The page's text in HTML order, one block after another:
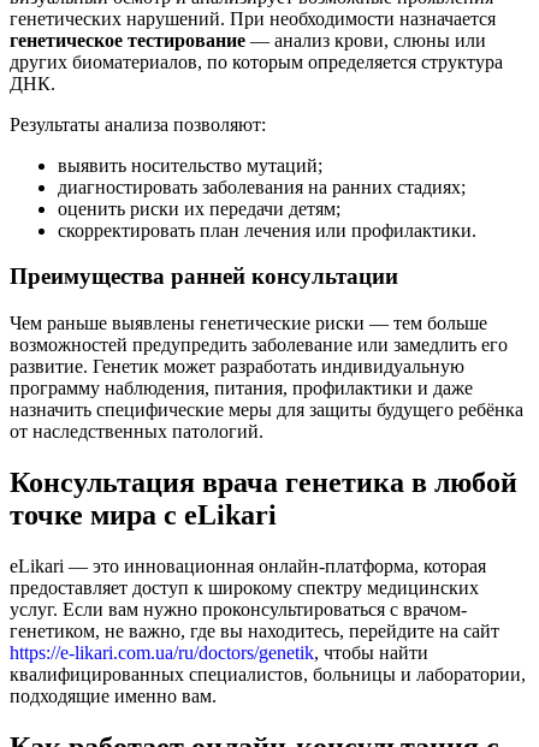
генетических нарушений. При необходимости назначается
генетическое тестирование — анализ крови, слюны или
других биоматериалов, по которым определяется структура
ДНК.
Результаты анализа позволяют:
выявить носительство мутаций;
диагностировать заболевания на ранних стадиях;
оценить риски их передачи детям;
скорректировать план лечения или профилактики.
Преимущества ранней консультации
Чем раньше выявлены генетические риски — тем больше
возможностей предупредить заболевание или замедлить его
развитие. Генетик может разработать индивидуальную
программу наблюдения, питания, профилактики и даже
назначить специфические меры для защиты будущего ребёнка
от наследственных патологий.
Консультация врача генетика в любой
точке мира с eLikari
eLikari — это инновационная онлайн-платформа, которая
предоставляет доступ к широкому спектру медицинских
услуг. Если вам нужно проконсультироваться с врачом-
генетиком, не важно, где вы находитесь, перейдите на сайт
https://e-likari.com.ua/ru/doctors/genetik, чтобы найти
квалифицированных специалистов, больницы и лаборатории,
подходящие именно вам.